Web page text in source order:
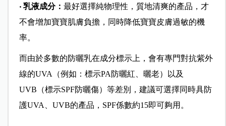
‧ 乳液成分： 最好選擇純物理性，質地清爽的產品，才
不會增加寶寶肌膚負擔，同時降低寶寶皮膚過敏的機
率。
而由於多數的防曬乳在成分標示上，會有專門對抗紫外
線的UVA（例如：標示PA防曬紅、曬老）以及
UVB（標示SPF防曬傷）等差別，建議可選擇同時具防
護UVA、UVB的產品，SPF係數約15即可夠用。